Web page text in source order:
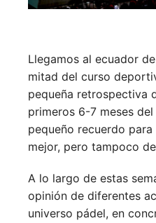
Llegamos al ecuador
mitad del curso
pequeña retrospectiva
primeros 6-7 meses
pequeño recuerdo
mejor, pero tampoco
A lo largo de estas
opinión de diferentes
universo pádel, en